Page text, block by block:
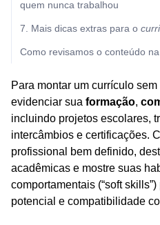
quem nunca trabalhou
7. Mais dicas extras para o
Como revisamos o conteúdo
Para montar um currículo
evidenciar sua formação,
incluindo projetos escolares,
intercâmbios e certificações.
profissional bem definido,
acadêmicas e mostre suas
comportamentais (“soft
potencial e compatibilidade